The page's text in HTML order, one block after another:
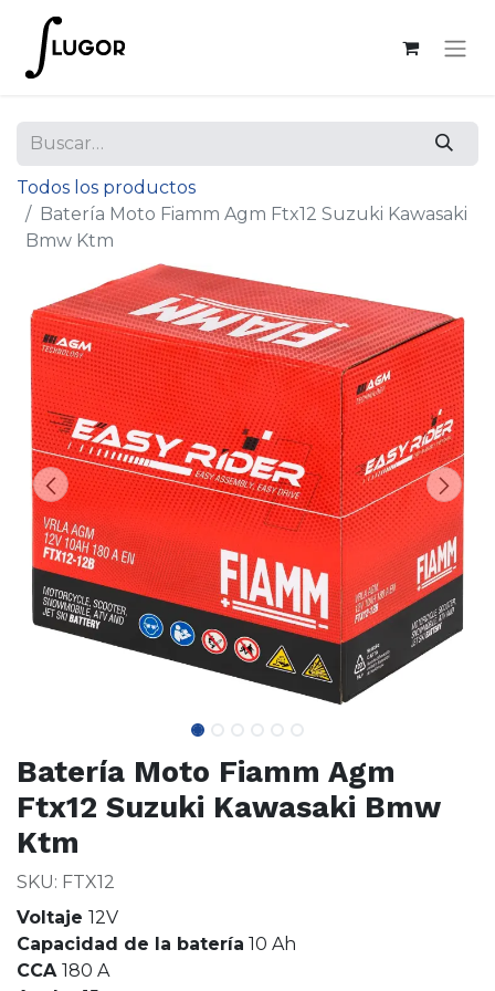
Todos los productos
Batería Moto Fiamm Agm Ftx12 Suzuki Kawasaki
Bmw Ktm
Batería Moto Fiamm Agm
Ftx12 Suzuki Kawasaki Bmw
Ktm
SKU: FTX12
Voltaje 12V
Capacidad de la batería 10 Ah
CCA 180 A